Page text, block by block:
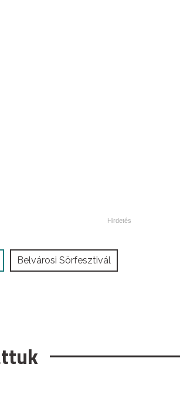
Belvárosi Sörfesztivál